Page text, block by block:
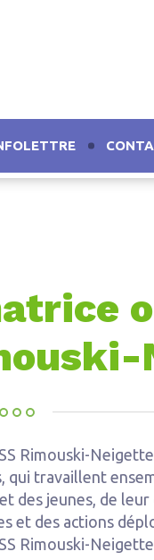
Rimouski-
qui travaillent
des jeunes, de leur
et des actions
Rimouski-